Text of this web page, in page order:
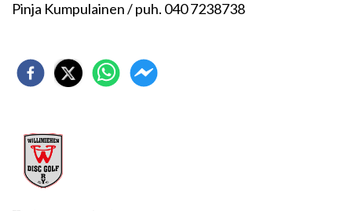
Pinja Kumpulainen / puh. 040 7238738